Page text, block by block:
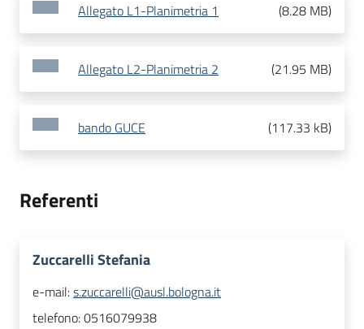
Allegato L1-Planimetria 1 (8.28 MB)
Allegato L2-Planimetria 2 (21.95 MB)
bando GUCE (117.33 kB)
Referenti
Zuccarelli Stefania
e-mail:s.zuccarelli@ausl.bologna.it
telefono:0516079938